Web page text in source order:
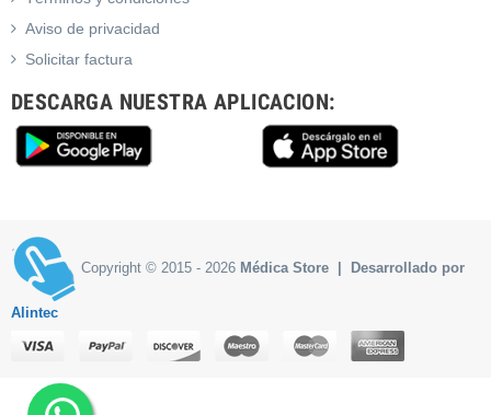
Aviso de privacidad
Solicitar factura
DESCARGA NUESTRA APLICACION:
Copyright © 2015 - 2026 Médica Store | Desarrollado por
Alintec